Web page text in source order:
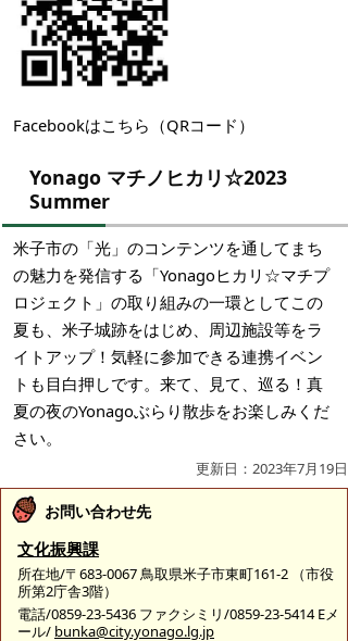
Facebookはこちら（QRコード）
Yonago マチノヒカリ☆2023
Summer
米子市の「光」のコンテンツを通してまち
の魅力を発信する「Yonagoヒカリ☆マチプ
ロジェクト」の取り組みの一環としてこの
夏も、米子城跡をはじめ、周辺施設等をラ
イトアップ！気軽に参加できる連携イベン
トも目白押しです。来て、見て、巡る！真
夏の夜のYonagoぶらり散歩をお楽しみくだ
さい。
更新日：2023年7月19日
お問い合わせ先
文化振興課
所在地/〒683-0067 鳥取県米子市東町161-2 （市役
所第2庁舎3階）
電話/0859-23-5436 ファクシミリ/0859-23-5414 Eメ
ール/ bunka@city.yonago.lg.jp